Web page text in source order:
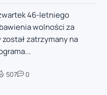
46-letniego
wolności za
zatrzymany na
507 0